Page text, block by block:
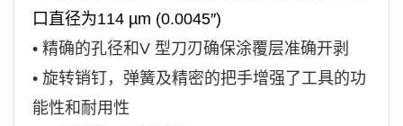
口直径为114 µm (0.0045″)
• 精确的孔径和V 型刀刃确保涂覆层准确开剥
• 旋转销钉，弹簧及精密的把手增强了工具的功
能性和耐用性